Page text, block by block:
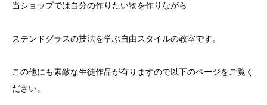
当ショップでは自分の作りたい物を作りながら
ステンドグラスの技法を学ぶ自由スタイルの教室です。
この他にも素敵な生徒作品が有りますので以下のページをご覧く
ださい。